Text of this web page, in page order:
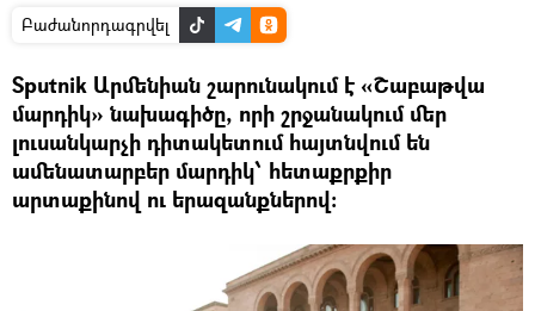
Բաժանորդագրվել
Sputnik Արմենիան շարունակում է «Շաբաթվա
մարդիկ» նախագիծը, որի շրջանակում մեր
լուսանկարչի դիտակետում հայտնվում են
ամենատարբեր մարդիկ՝ հետաքրքիր
արտաքինով ու երազանքներով: